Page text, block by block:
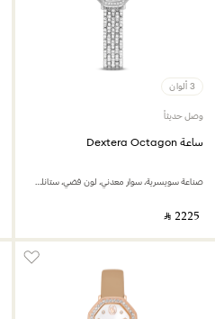
3 ألوان
وصل حديثاً
ساعة Dextera Octagon
صناعة سويسرية، سوار معدني، لون فضي، ستانلس ستيل
‎ ⃁ ⁦2225⁩ ‎